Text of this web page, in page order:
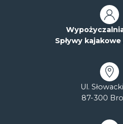
Spływy kajakowe
Ul.
87-300